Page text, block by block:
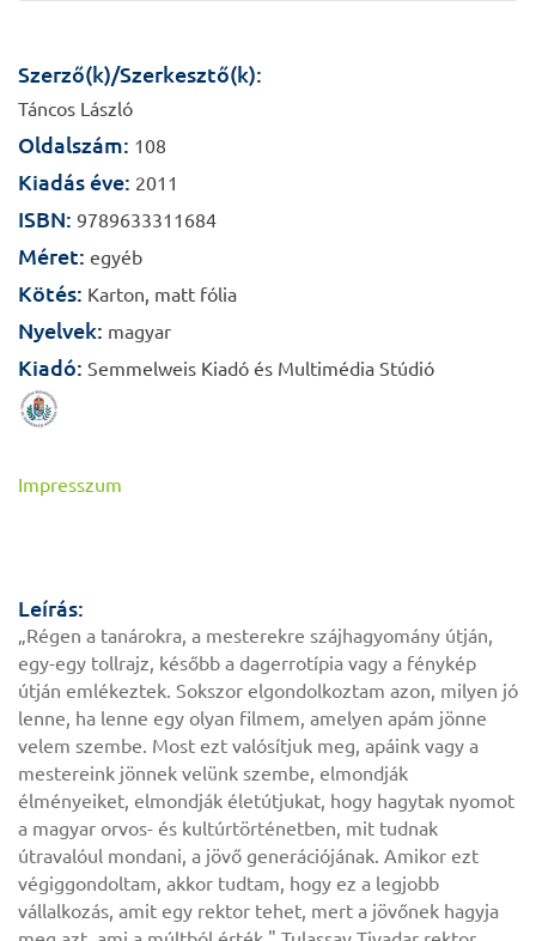
Szerző(k)/Szerkesztő(k):
Táncos László
Oldalszám: 108
Kiadás éve: 2011
ISBN: 9789633311684
Méret: egyéb
Kötés: Karton, matt fólia
Nyelvek: magyar
Kiadó: Semmelweis Kiadó és Multimédia Stúdió
Impresszum
Leírás:
„Régen a tanárokra, a mesterekre szájhagyomány útján,
egy-egy tollrajz, később a dagerrotípia vagy a fénykép
útján emlékeztek. Sokszor elgondolkoztam azon, milyen jó
lenne, ha lenne egy olyan filmem, amelyen apám jönne
velem szembe. Most ezt valósítjuk meg, apáink vagy a
mestereink jönnek velünk szembe, elmondják
élményeiket, elmondják életútjukat, hogy hagytak nyomot
a magyar orvos- és kultúrtörténetben, mit tudnak
útravalóul mondani, a jövő generációjának. Amikor ezt
végiggondoltam, akkor tudtam, hogy ez a legjobb
vállalkozás, amit egy rektor tehet, mert a jövőnek hagyja